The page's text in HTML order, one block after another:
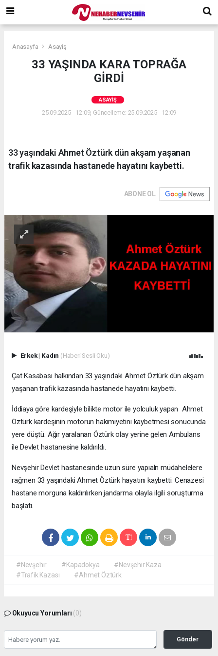
Anasayfa Asayiş
33 YAŞINDA KARA TOPRAĞA
GİRDİ
ASAYIŞ
25.09.2025 - 12:09, Güncelleme: 25.09.2025 - 12:09
33 yaşındaki Ahmet Öztürk dün akşam yaşanan
trafik kazasında hastanede hayatını kaybetti.
ABONE OL
Erkek| Kadın (Haberi Sesli Oku)
Çat Kasabası halkından 33 yaşındaki Ahmet Öztürk dün akşam
yaşanan trafik kazasında hastanede hayatını kaybetti.
İddiaya göre kardeşiyle bilikte motor ile yolculuk yapan Ahmet
Öztürk kardeşinin motorun hakımıyetini kaybetmesi sonucunda
yere düştü. Ağır yaralanan Öztürk olay yerine gelen Ambulans
ile Devlet hastanesine kaldırıldı.
Nevşehir Devlet hastanesinde uzun süre yapıaln müdahelelere
rağmen 33 yaşındaki Ahmet Öztürk hayatını kaybetti. Cenazesi
hastane morguna kaldırılırken jandarma olayla ilgili soruşturma
başlatı.
#Nevşehir #Kapadokya
#Nevşehir Kaza
#Trafik Kazası
#Ahmet Öztürk
Okuyucu Yorumları (0)
Gönder